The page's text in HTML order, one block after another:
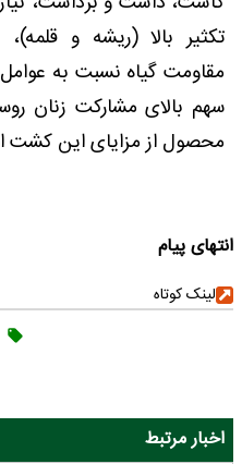
تکثیر بالا (ریشه و
مقاومت گیاه نسبت به
سهم بالای مشارکت زنان
محصول از مزایای این
انتهای پیام
لینک کوتاه
اخبار مرتبط